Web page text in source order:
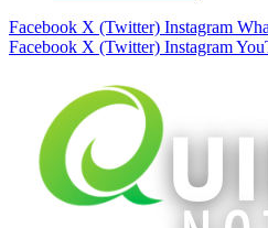
Facebook X (Twitter) Instagram
Facebook X (Twitter) Instagram